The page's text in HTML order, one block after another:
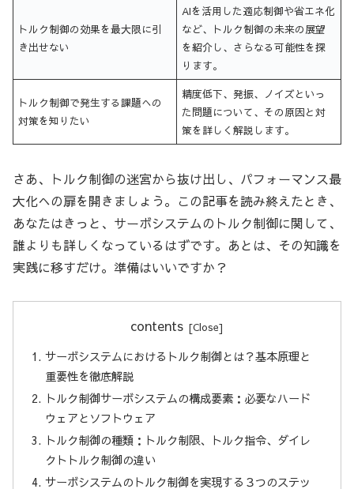
トルク制御の効果を最大限に引
き出せない
AIを活用した適応制御や省エネ化
など、トルク制御の未来の展望
を紹介し、さらなる可能性を探
ります。
トルク制御で発生する課題への
対策を知りたい
精度低下、発振、ノイズといっ
た問題について、その原因と対
策を詳しく解説します。
さあ、トルク制御の迷宮から抜け出し、パフォーマンス最
大化への扉を開きましょう。この記事を読み終えたとき、
あなたはきっと、サーボシステムのトルク制御に関して、
誰よりも詳しくなっているはずです。あとは、その知識を
実践に移すだけ。準備はいいですか？
contents
サーボシステムにおけるトルク制御とは？基本原理と
重要性を徹底解説
トルク制御サーボシステムの構成要素：必要なハード
ウェアとソフトウェア
トルク制御の種類：トルク制限、トルク指令、ダイレ
クトトルク制御の違い
サーボシステムのトルク制御を実現する３つのステッ